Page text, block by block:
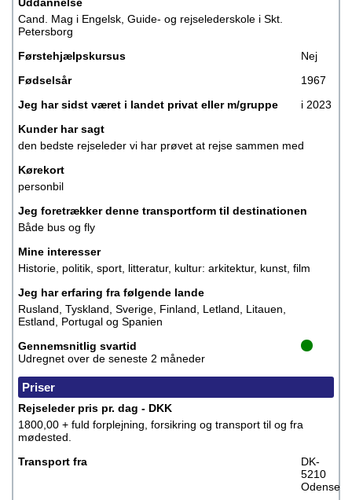
Cand. Mag i Engelsk, Guide- og rejselederskole i Skt.
Petersborg
Førstehjælpskursus
Nej
Fødselsår
1967
Jeg har sidst været i landet privat eller m/gruppe
i 2023
Kunder har sagt
den bedste rejseleder vi har prøvet at rejse sammen med
Kørekort
personbil
Jeg foretrækker denne transportform til destinationen
Både bus og fly
Mine interesser
Historie, politik, sport, litteratur, kultur: arkitektur, kunst, film
Jeg har erfaring fra følgende lande
Rusland, Tyskland, Sverige, Finland, Letland, Litauen,
Estland, Portugal og Spanien
Gennemsnitlig svartid
Udregnet over de seneste 2 måneder
Priser
Rejseleder pris pr. dag - DKK
1800,00 + fuld forplejning, forsikring og transport til og fra
mødested.
Transport fra
DK-
5210
Odense